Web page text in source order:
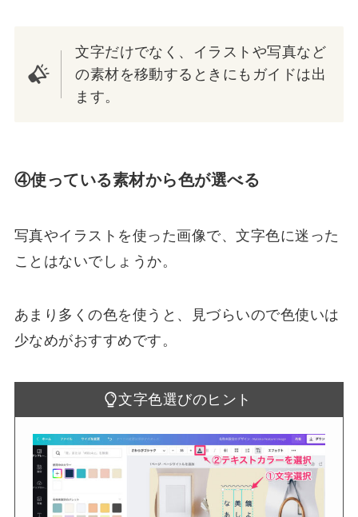
文字だけでなく、イラストや写真など
の素材を移動するときにもガイドは出
ます。
④使っている素材から色が選べる
写真やイラストを使った画像で、文字色に迷った
ことはないでしょうか。
あまり多くの色を使うと、見づらいので色使いは
少なめがおすすめです。
文字色選びのヒント